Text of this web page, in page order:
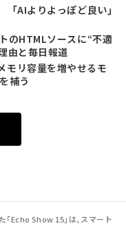
AIよりよっぽど良い」
のHTMLソースに“不適
由と毎日報道
モリ容量を増やせるモ
補う
Echo Show 15」は、スマート